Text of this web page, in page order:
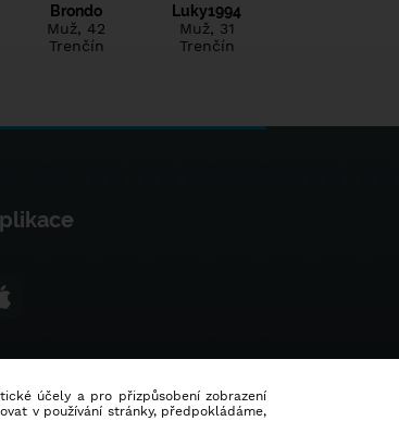
Brondo
Muž, 42
Trenčín
Luky1994
Muž, 31
Trenčín
účely a pro přizpůsobení zobrazení
v používání stránky, předpokládáme,